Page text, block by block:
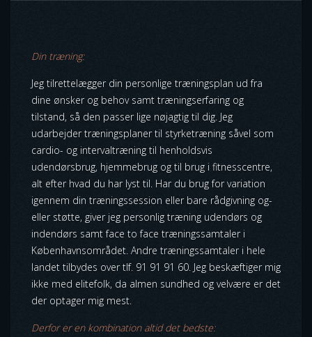
Din træning:
Jeg tilrettelægger din personlige træningsplan ud fra
dine ønsker og behov samt træningserfaring og
tilstand, så den passer lige nøjagtig til dig. Jeg
udarbejder træningsplaner til styrketræning såvel som
cardio- og intervaltræning til henholdsvis
udendørsbrug, hjemmebrug og til brug i fitnesscentre,
alt efter hvad du har lyst til. Har du brug for variation
igennem din træningssession eller bare rådgivning og-
eller støtte, giver jeg personlig træning udendørs og
indendørs samt face to face træningssamtaler i
Københavnsområdet. Andre træningssamtaler i hele
landet tilbydes over tlf. 91 91 91 60. Jeg beskæftiger mig
ikke med elitefolk, da almen sundhed og velvære er det
der optager mig mest.
Derfor er en kombination altid det bedste: